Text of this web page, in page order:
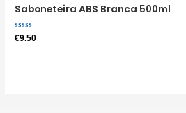
Saboneteira ABS Branca 500ml
Avaliação
€9.50